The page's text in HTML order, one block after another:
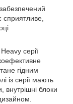
серії
гідним
із серії мають
внутрішні блоки